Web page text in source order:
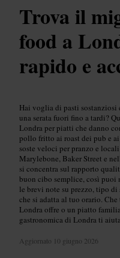
Trova il
food a
rapido e
Hai voglia di pasti sostanziosi
una serata fuori fino a tardi?
Londra per piatti che danno
pollo fritto ai roast dei pub e
soste veloci per pranzo e
Marylebone, Baker Street e
si concentra sul rapporto
buon cibo semplice, così puoi
le brevi note su prezzo, tipo
che si adatta al tuo orario.
Londra offre o un piatto
gastronomica di Londra ti
Aggiornato 10 giugno 2026